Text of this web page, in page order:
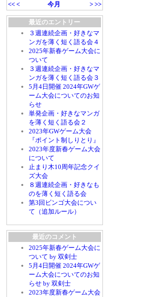
<< < 今月 > >>
最近のエントリー
３週連続企画・好きなマ
ンガを薄く短く語る会４
2025年新春ゲーム大会に
ついて
３週連続企画・好きなマ
ンガを薄く短く語る会３
5月4日開催 2024年GWゲ
ーム大会についてのお知
らせ
単発企画・好きなマンガ
を薄く短く語る会２
2023年GWゲーム大会
『ポイント制しりとり』
2023年度新春ゲーム大会
について
止まり木10周年記念クイ
ズ大会
８週連続企画・好きなも
のを薄く短く語る会
第3回ビンゴ大会につい
て（追加ルール）
最近のコメント
2025年新春ゲーム大会に
ついて by 双剣士
5月4日開催 2024年GWゲ
ーム大会についてのお知
らせ by 双剣士
2023年度新春ゲーム大会